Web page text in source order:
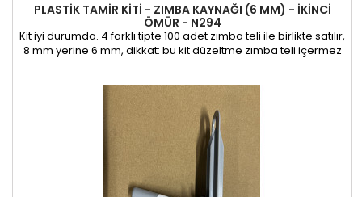
PLASTIK TAMIR KITI - ZIMBA KAYNAĞI (6 MM) - IKINCI
ÖMÜR - N294
Kit iyi durumda. 4 farklı tipte 100 adet zımba teli ile birlikte satılır,
8 mm yerine 6 mm, dikkat: bu kit düzeltme zımba teli içermez
adet mevcuttur 2. ömür garantisi: 6 ay Zımba kaynaklı plastik
onarım kiti, karmaşık çatlaklara sahip olanlar da dahil olmak
üzere her tür plastiğin etkili bir...